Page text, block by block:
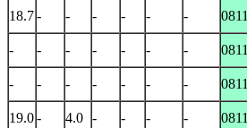
18.7- - - - - - 0811
- - - - - - - 0811
- - - - - - - 0811
19.0- 4.0 - - - - 0811